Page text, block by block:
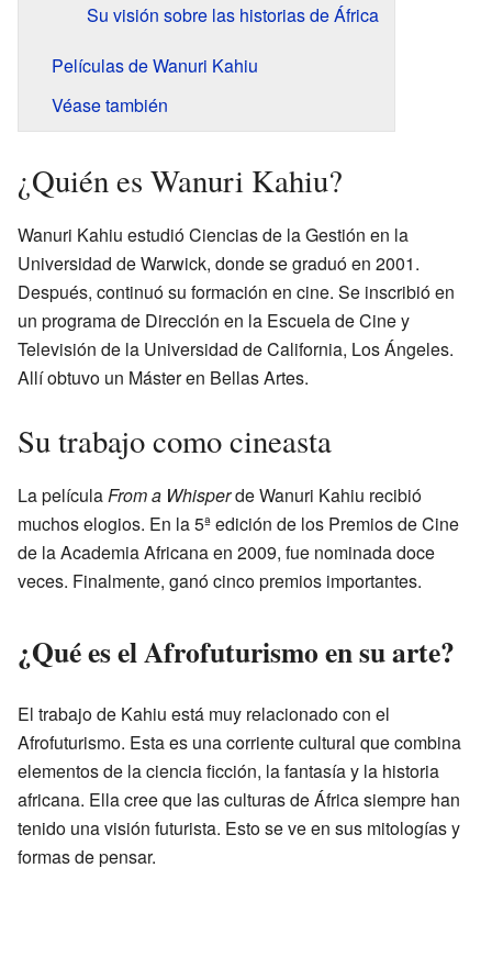
Su visión sobre las historias de África
Películas de Wanuri Kahiu
Véase también
¿Quién es Wanuri Kahiu?
Wanuri Kahiu estudió Ciencias de la Gestión en la
Universidad de Warwick, donde se graduó en 2001.
Después, continuó su formación en cine. Se inscribió en
un programa de Dirección en la Escuela de Cine y
Televisión de la Universidad de California, Los Ángeles.
Allí obtuvo un Máster en Bellas Artes.
Su trabajo como cineasta
La películaFrom a Whisperde Wanuri Kahiu recibió
muchos elogios. En la 5ª edición de los Premios de Cine
de la Academia Africana en 2009, fue nominada doce
veces. Finalmente, ganó cinco premios importantes.
¿Qué es el Afrofuturismo en su arte?
El trabajo de Kahiu está muy relacionado con el
Afrofuturismo. Esta es una corriente cultural que combina
elementos de la ciencia ficción, la fantasía y la historia
africana. Ella cree que las culturas de África siempre han
tenido una visión futurista. Esto se ve en sus mitologías y
formas de pensar.